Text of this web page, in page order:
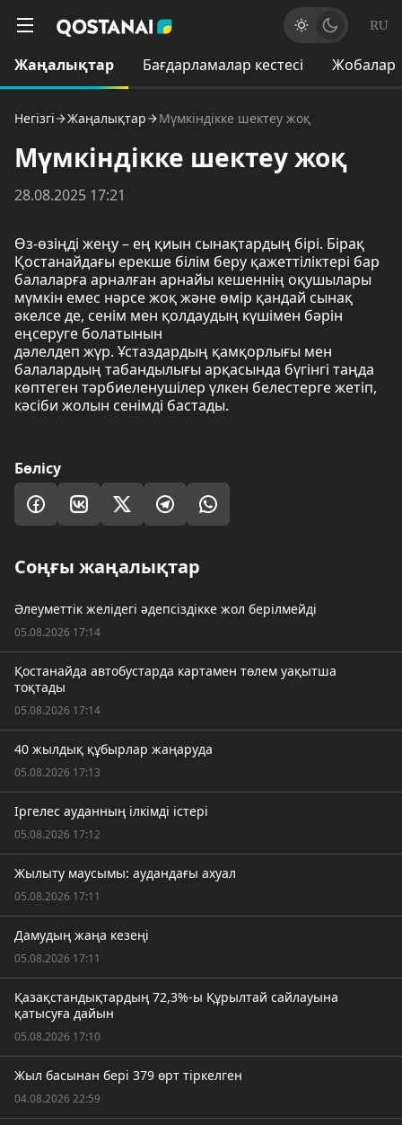
RU
Жаңалықтар Бағдарламалар кестесі Жобалар
Негізгі Жаңалықтар Мүмкіндікке шектеу жоқ
Мүмкіндікке шектеу жоқ
28.08.2025 17:21
Өз-өзіңді жеңу – ең қиын сынақтардың бірі. Бірақ
Қостанайдағы ерекше білім беру қажеттіліктері бар
балаларға арналған арнайы кешеннің оқушылары
мүмкін емес нәрсе жоқ және өмір қандай сынақ
әкелсе де, сенім мен қолдаудың күшімен бәрін
еңсеруге болатынын
дәлелдеп жүр. Ұстаздардың қамқорлығы мен
балалардың табандылығы арқасында бүгінгі таңда
көптеген тәрбиеленушілер үлкен белестерге жетіп,
кәсіби жолын сенімді бастады.
Бөлісу
Соңғы жаңалықтар
Әлеуметтік желідегі әдепсіздікке жол берілмейді
05.08.2026 17:14
Қостанайда автобустарда картамен төлем уақытша
тоқтады
05.08.2026 17:14
40 жылдық құбырлар жаңаруда
05.08.2026 17:13
Іргелес ауданның ілкімді істері
05.08.2026 17:12
Жылыту маусымы: аудандағы ахуал
05.08.2026 17:11
Дамудың жаңа кезеңі
05.08.2026 17:11
Қазақстандықтардың 72,3%-ы Құрылтай сайлауына
қатысуға дайын
05.08.2026 17:10
Жыл басынан бері 379 өрт тіркелген
04.08.2026 22:59